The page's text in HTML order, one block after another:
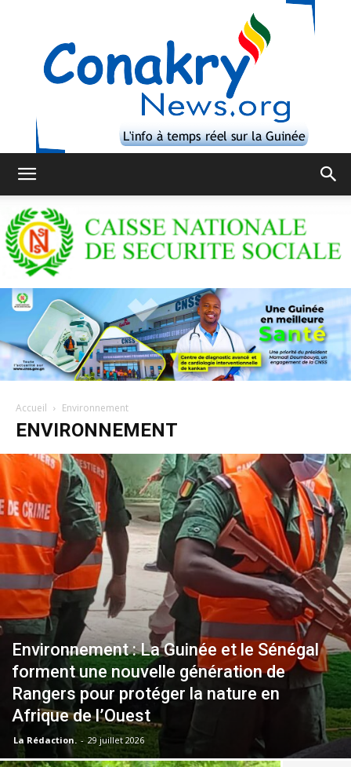
Accueil Environnement
ENVIRONNEMENT
Environnement : La Guinée et le Sénégal
forment une nouvelle génération de
Rangers pour protéger la nature en
Afrique de l’Ouest
La Rédaction. - 29 juillet 2026